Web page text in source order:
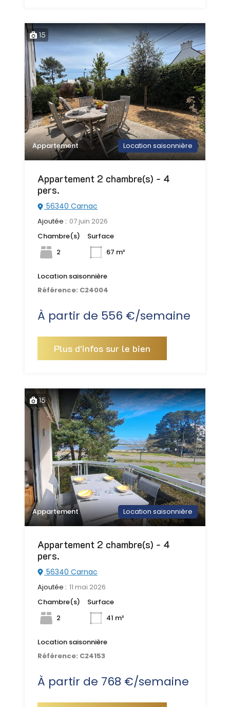
15
Appartement Location saisonnière
Appartement 2 chambre(s) - 4
pers.
56340 Carnac
Ajoutée : 07 juin 2026
Chambre(s)
2
Surface
67 m²
Location saisonnière
Référence: C24004
À partir de 556 €/semaine
Plus d'infos sur le bien
15
Appartement Location saisonnière
Appartement 2 chambre(s) - 4
pers.
56340 Carnac
Ajoutée : 11 mai 2026
Chambre(s)
2
Surface
41 m²
Location saisonnière
Référence: C24153
À partir de 768 €/semaine